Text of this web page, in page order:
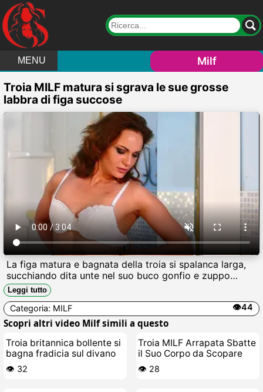
MENU Milf
Troia MILF matura si sgrava le sue grosse
labbra di figa succose
La figa matura e bagnata della troia si spalanca larga,
succhiando dita unte nel suo buco gonfio e zuppo
Labbra carnose pulsano mentre si masturba violenta,
schizzi di sborra finta colano sul clitoride turgido,
gemendo scopami cazzo.
Leggi tutto
Categoria: MILF 👁️44
Scopri altri video Milf simili a questo
Troia britannica bollente si
bagna fradicia sul divano
👁️ 32
Troia MILF Arrapata Sbatte
il Suo Corpo da Scopare
👁️ 28